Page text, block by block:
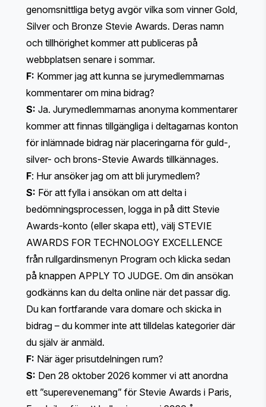
genomsnittliga betyg avgör vilka som vinner Gold,
Silver och Bronze Stevie Awards. Deras namn
och tillhörighet kommer att publiceras på
webbplatsen senare i sommar.
F: Kommer jag att kunna se jurymedlemmarnas
kommentarer om mina bidrag?
S: Ja. Jurymedlemmarnas anonyma kommentarer
kommer att finnas tillgängliga i deltagarnas konton
för inlämnade bidrag när placeringarna för guld-,
silver- och brons-Stevie Awards tillkännages.
F: Hur ansöker jag om att bli jurymedlem?
S: För att fylla i ansökan om att delta i
bedömningsprocessen, logga in på ditt Stevie
Awards-konto (eller skapa ett), välj STEVIE
AWARDS FOR TECHNOLOGY EXCELLENCE
från rullgardinsmenyn Program och klicka sedan
på knappen APPLY TO JUDGE. Om din ansökan
godkänns kan du delta online när det passar dig.
Du kan fortfarande vara domare och skicka in
bidrag – du kommer inte att tilldelas kategorier där
du själv är anmäld.
F: När äger prisutdelningen rum?
S: Den 28 oktober 2026 kommer vi att anordna
ett ”superevenemang” för Stevie Awards i Paris,